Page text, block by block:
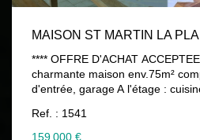
MAISON ST MARTIN LA
**** OFFRE D'ACHAT ACCEPTEE **** Au coeur du
charmante maison env.75m²
d'entrée, garage A l'étage :
sous rempants, salle de bains, WC Idéalement placée
proximité des commerces et écoles 159 000 €
Ref. : 1541
159 000 €